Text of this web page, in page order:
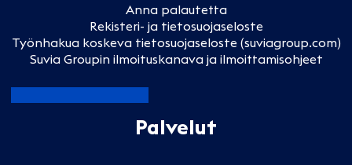
Anna palautetta
Rekisteri- ja tietosuojaseloste
Työnhakua koskeva tietosuojaseloste (suviagroup.com)
Suvia Groupin ilmoituskanava ja ilmoittamisohjeet
Palvelut